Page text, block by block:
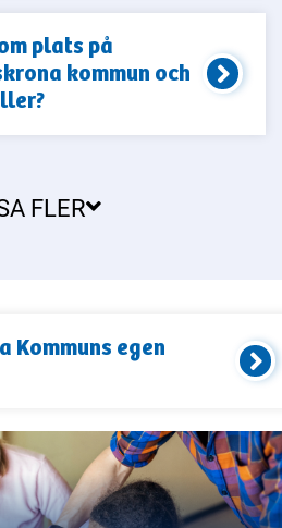
plats på
kommun och
FLER
Kommuns egen